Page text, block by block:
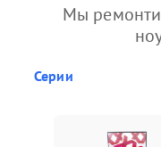
Мы
Серии